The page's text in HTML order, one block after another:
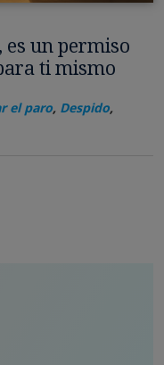
es un permiso
ti mismo
el paro, Despido,